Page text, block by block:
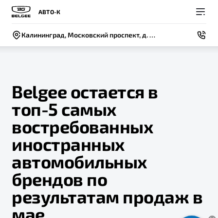
АВТО-К
Калининград, Московский проспект, д. 250
Модели
Новый
X50+
Покупателям
ВЫБОР И ПОКУПКА
Автомобили в наличии
Спецпредложения и Акции
Записаться на тест-драйв
ФИНАНСЫ И УСЛУГИ
Владельцам
СЕРВИС
Записаться на сервис
Руководство по эксплуатации
Техническое обслуживание
Калькулятор ТО
О компании
СОБЫТИЯ
Новости
Контакты
BELGEE В РОССИИ
О бренде
Belgee остается в
топ-5 самых
востребованных
иностранных
автомобильных
брендов по
результатам продаж в